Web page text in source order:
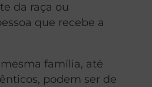
da raça ou
que recebe a
família, até
podem ser de